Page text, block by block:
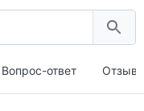
Вопрос-ответ